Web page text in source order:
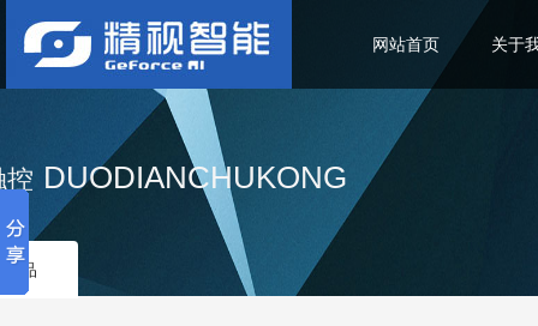
网站首页 关于
控 DUODIANCHUKONG
品